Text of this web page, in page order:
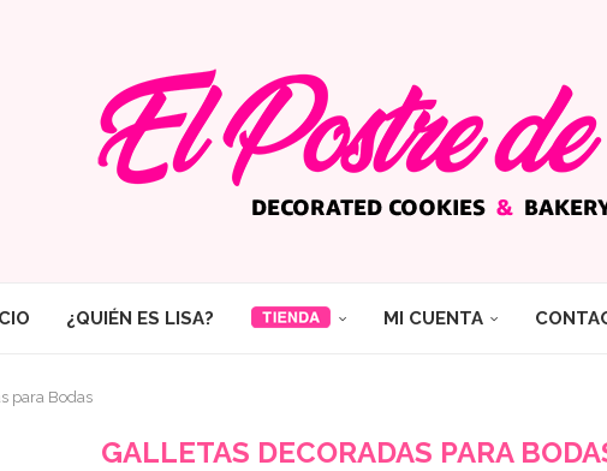
¿QUIÉN ES LISA? MI CUENTA
para Bodas
GALLETAS DECORADAS PARA